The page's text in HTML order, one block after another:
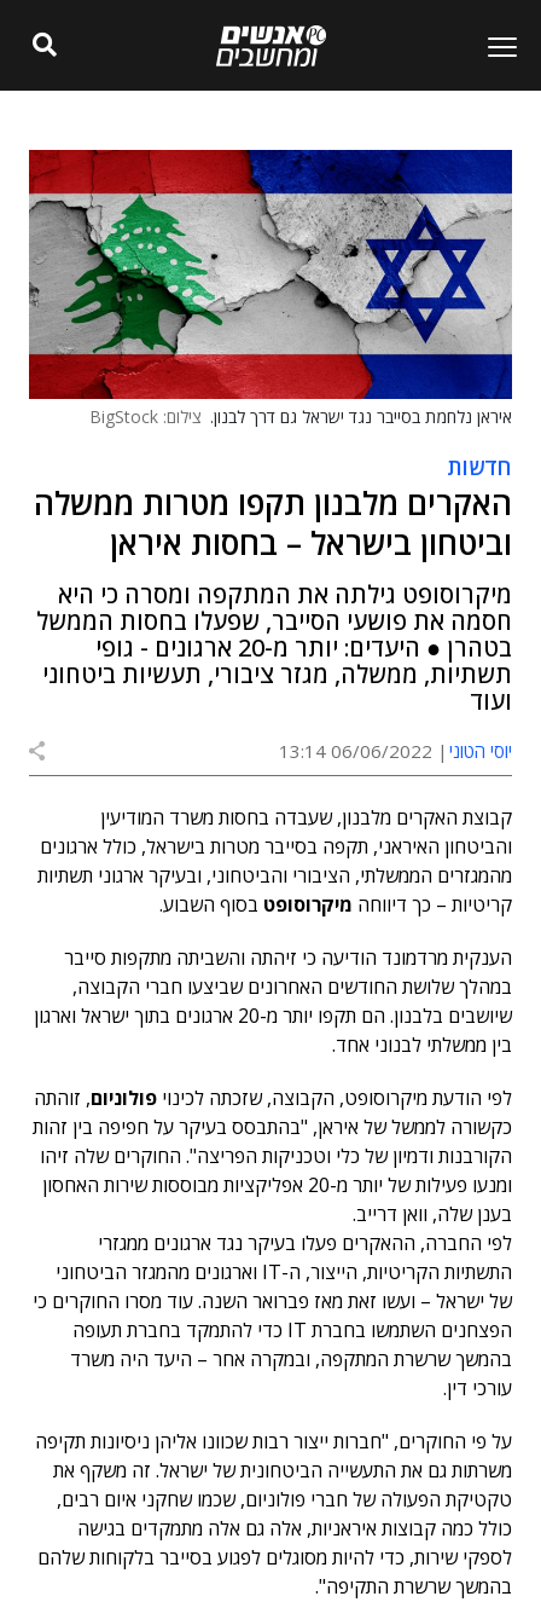
איראן נלחמת בסייבר נגד ישראל גם דרך לבנון. צילום: BigStock
חדשות
האקרים מלבנון תקפו מטרות ממשלה
וביטחון בישראל – בחסות איראן
מיקרוסופט גילתה את המתקפה ומסרה כי היא
חסמה את פושעי הסייבר, שפעלו בחסות הממשל
בטהרן ● היעדים: יותר מ-20 ארגונים - גופי
תשתיות, ממשלה, מגזר ציבורי, תעשיות ביטחוני
ועוד
יוסי הטוני 06/06/2022 13:14
קבוצת האקרים מלבנון, שעבדה בחסות משרד המודיעין
והביטחון האיראני, תקפה בסייבר מטרות בישראל, כולל ארגונים
מהמגזרים הממשלתי, הציבורי והביטחוני, ובעיקר ארגוני תשתיות
קריטיות – כך דיווחה מיקרוסופט בסוף השבוע.
הענקית מרדמונד הודיעה כי זיהתה והשביתה מתקפות סייבר
במהלך שלושת החודשים האחרונים שביצעו חברי הקבוצה,
שיושבים בלבנון. הם תקפו יותר מ-20 ארגונים בתוך ישראל וארגון
בין ממשלתי לבנוני אחד.
לפי הודעת מיקרוסופט, הקבוצה, שזכתה לכינוי פולוניום, זוהתה
כקשורה לממשל של איראן, "בהתבסס בעיקר על חפיפה בין זהות
הקורבנות ודמיון של כלי וטכניקות הפריצה". החוקרים שלה זיהו
ומנעו פעילות של יותר מ-20 אפליקציות מבוססות שירות האחסון
בענן שלה, וואן דרייב.
לפי החברה, ההאקרים פעלו בעיקר נגד ארגונים ממגזרי
התשתיות הקריטיות, הייצור, ה-IT וארגונים מהמגזר הביטחוני
של ישראל – ועשו זאת מאז פברואר השנה. עוד מסרו החוקרים כי
הפצחנים השתמשו בחברת IT כדי להתמקד בחברת תעופה
בהמשך שרשרת המתקפה, ובמקרה אחר – היעד היה משרד
עורכי דין.
על פי החוקרים, "חברות ייצור רבות שכוונו אליהן ניסיונות תקיפה
משרתות גם את התעשייה הביטחונית של ישראל. זה משקף את
טקטיקת הפעולה של חברי פולוניום, שכמו שחקני איום רבים,
כולל כמה קבוצות איראניות, אלה גם אלה מתמקדים בגישה
לספקי שירות, כדי להיות מסוגלים לפגוע בסייבר בלקוחות שלהם
בהמשך שרשרת התקיפה".